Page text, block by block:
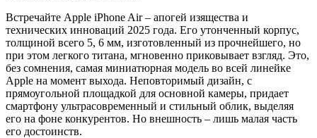
Встречайте Apple iPhone Air – апогей изящества и
технических инноваций 2025 года. Его утонченный корпус,
толщиной всего 5, 6 мм, изготовленный из прочнейшего, но
при этом легкого титана, мгновенно приковывает взгляд. Это,
без сомнения, самая миниатюрная модель во всей линейке
Apple на момент выхода. Неповторимый дизайн, с
прямоугольной площадкой для основной камеры, придает
смартфону ультрасовременный и стильный облик, выделяя
его на фоне конкурентов. Но внешность – лишь малая часть
его достоинств.